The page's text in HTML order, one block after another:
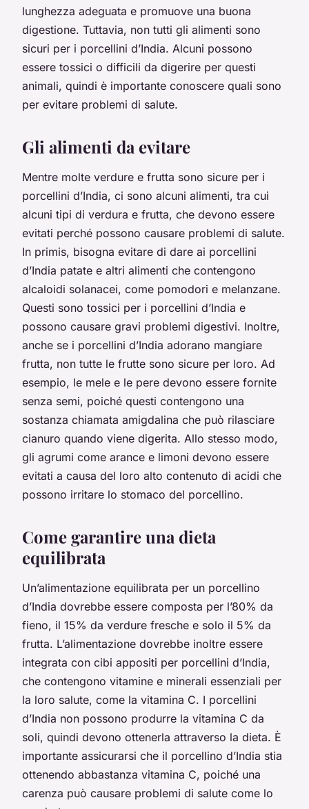
lunghezza adeguata e promuove una buona
digestione. Tuttavia, non tutti gli alimenti sono
sicuri per i porcellini d’India. Alcuni possono
essere tossici o difficili da digerire per questi
animali, quindi è importante conoscere quali sono
per evitare problemi di salute.
Gli alimenti da evitare
Mentre molte verdure e frutta sono sicure per i
porcellini d’India, ci sono alcuni alimenti, tra cui
alcuni tipi di verdura e frutta, che devono essere
evitati perché possono causare problemi di salute.
In primis, bisogna evitare di dare ai porcellini
d’India patate e altri alimenti che contengono
alcaloidi solanacei, come pomodori e melanzane.
Questi sono tossici per i porcellini d’India e
possono causare gravi problemi digestivi. Inoltre,
anche se i porcellini d’India adorano mangiare
frutta, non tutte le frutte sono sicure per loro. Ad
esempio, le mele e le pere devono essere fornite
senza semi, poiché questi contengono una
sostanza chiamata amigdalina che può rilasciare
cianuro quando viene digerita. Allo stesso modo,
gli agrumi come arance e limoni devono essere
evitati a causa del loro alto contenuto di acidi che
possono irritare lo stomaco del porcellino.
Come garantire una dieta
equilibrata
Un’alimentazione equilibrata per un porcellino
d’India dovrebbe essere composta per l’80% da
fieno, il 15% da verdure fresche e solo il 5% da
frutta. L’alimentazione dovrebbe inoltre essere
integrata con cibi appositi per porcellini d’India,
che contengono vitamine e minerali essenziali per
la loro salute, come la vitamina C. I porcellini
d’India non possono produrre la vitamina C da
soli, quindi devono ottenerla attraverso la dieta. È
importante assicurarsi che il porcellino d’India stia
ottenendo abbastanza vitamina C, poiché una
carenza può causare problemi di salute come lo